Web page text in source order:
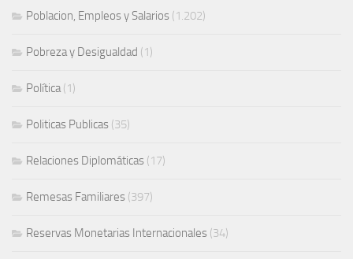
Poblacion, Empleos y Salarios (1.202)
Pobreza y Desigualdad (1)
Política(1)
Politicas Publicas (35)
Relaciones Diplomáticas (17)
Remesas Familiares (397)
Reservas Monetarias Internacionales (34)